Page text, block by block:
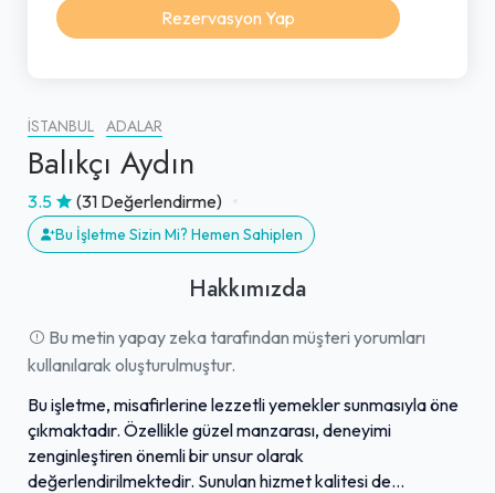
İSTANBUL ADALAR
Balıkçı Aydın
3.5 (31 Değerlendirme)
Bu İşletme Sizin Mi? Hemen Sahiplen
Hakkımızda
Bu metin yapay zeka tarafından müşteri yorumları
kullanılarak oluşturulmuştur.
Bu işletme, misafirlerine lezzetli yemekler sunmasıyla öne
çıkmaktadır. Özellikle güzel manzarası, deneyimi
zenginleştiren önemli bir unsur olarak
değerlendirilmektedir. Sunulan hizmet kalitesi de
Rezervasyon Yap